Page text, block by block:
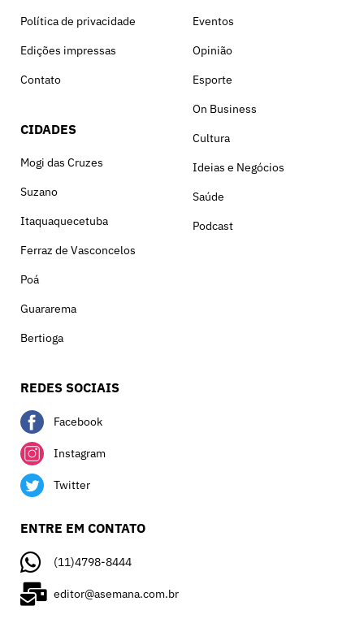
Política de privacidade
Edições impressas
Contato
CIDADES
Mogi das Cruzes
Suzano
Itaquaquecetuba
Ferraz de Vasconcelos
Poá
Guararema
Bertioga
Eventos
Opinião
Esporte
On Business
Cultura
Ideias e Negócios
Saúde
Podcast
REDES SOCIAIS
Facebook
Instagram
Twitter
ENTRE EM CONTATO
(11)4798-8444
editor@asemana.com.br